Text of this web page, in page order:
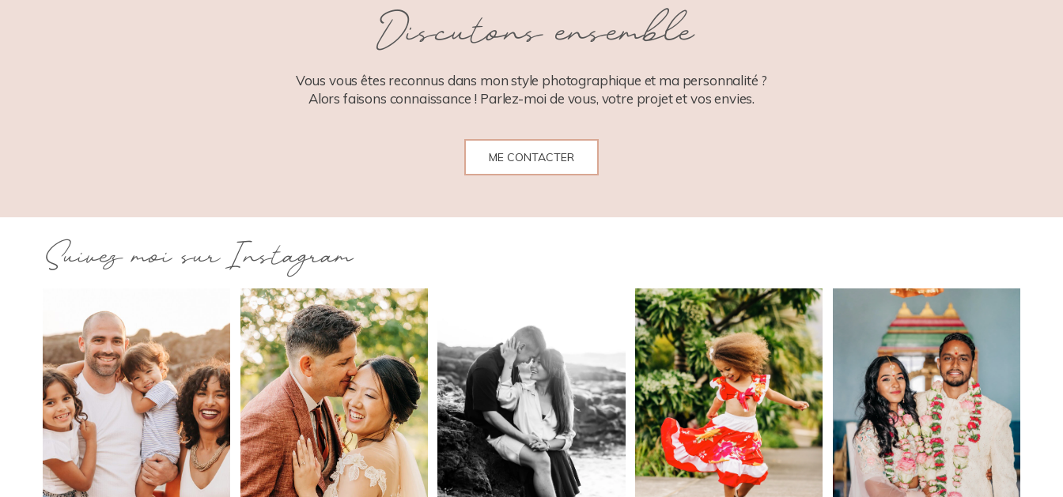
Discutons ensemble
Vous vous êtes reconnus dans mon style photographique et ma personnalité ?
Alors faisons connaissance ! Parlez-moi de vous, votre projet et vos envies.
ME CONTACTER
Suivez moi sur Instagram